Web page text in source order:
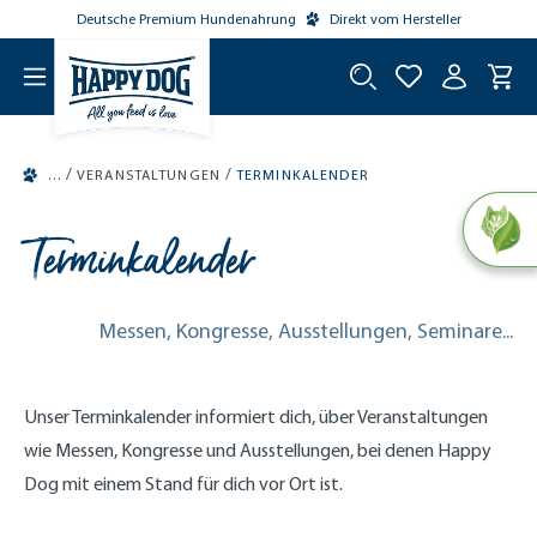
springen
Deutsche Premium Hundenahrung Direkt vom Hersteller
/ VERANSTALTUNGEN / TERMINKALENDER
Terminkalender
Messen, Kongresse, Ausstellungen, Seminare...
Unser Terminkalender informiert dich, über Veranstaltungen
wie Messen, Kongresse und Ausstellungen, bei denen Happy
Dog mit einem Stand für dich vor Ort ist.